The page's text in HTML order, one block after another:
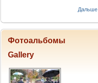
Дальше
Фотоальбомы
Gallery